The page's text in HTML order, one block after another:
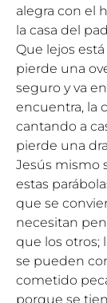
alegra con el
la casa del
Que lejos
pierde una
seguro y va
encuentra, la
cantando a
pierde una
Jesús mismo
estas
que se
necesitan
que los otros;
se pueden
cometido
porque se